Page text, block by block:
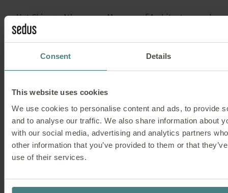
Consent Details
This website uses cookies
We use cookies to personalise content and ads, to provide
and to analyse our traffic. We also share information about
with our social media, advertising and analytics partners
other information that you’ve provided to them or that
use of their services.
Het Chicago Athenaeum Museum of Architecture and
Design and Metropolitan Arts Press Ltd. kent ieder jaar
de GOOD DESIGN Award toe, die tot de meest
prestigieuze prijzen ter wereld behoort. De prijs wordt
kader als baanbrekend worden beschouwd.